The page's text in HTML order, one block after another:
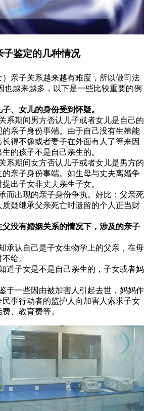
子鉴定的几种情况
亲子关系越来越有难度，所以做司法
也越来越多，以下是一些比较重要的例
、女儿的身份受到怀疑。
系期间男方否认儿子或者女儿是自己的
的亲子身份事端。由于自己没有生殖能
得不像或者妻子在外面有人了等来因
的孩子不是自己亲生的。
系期间女方否认儿子或者女儿是男方的
的亲子身份事端。如生母与丈夫离婚争
出子女非丈夫亲生子女。
而出现的亲子身份争执。好比：父亲死
疑继承父亲死亡时遗留的个人正当财
没有婚姻关系的情况下，涉及的亲子
承认自己是子女生物学上的父亲，在母
给。
道子女是不是自己亲生的，子女或者妈
于一些因由被加害人引起去世，妈妈作
民事行动者的监护人向加害人索求子女
、教育费等。